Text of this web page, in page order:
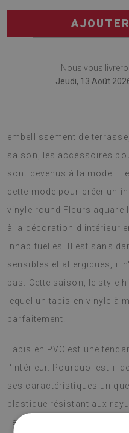
Nous vous
Jeudi, 13 Août
embellissement de
saison, les accessoires
sont devenus à la mode. Il
cette mode pour créer un
vinyle round Fleurs
à la décoration d'intérieur
inhabituelles. Il est sans
sensibles et allergiques, il
pas. Cette saison, le style
lequel un tapis en vinyle à
parfaitement.
Tapis en PVC est une
l'intérieur. Pourquoi est-il
ses caractéristiques
plastique résistant aux
Leur matériau diffère